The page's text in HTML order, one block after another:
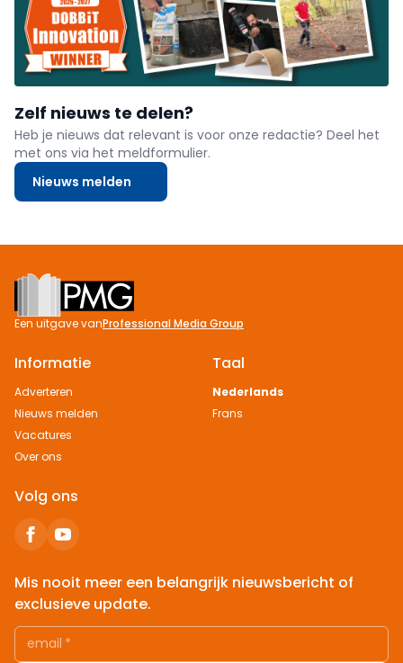
Zelf nieuws te delen?
Heb je nieuws dat relevant is voor onze redactie? Deel het
met ons via het meldformulier.
Nieuws melden
Footer
Een uitgave vanProfessional Media Group
Informatie
Adverteren
Nieuws melden
Vacatures
Over ons
Taal
Nederlands
Frans
Volg ons
Mis nooit meer een belangrijk nieuwsbericht of
exclusieve update.
email *